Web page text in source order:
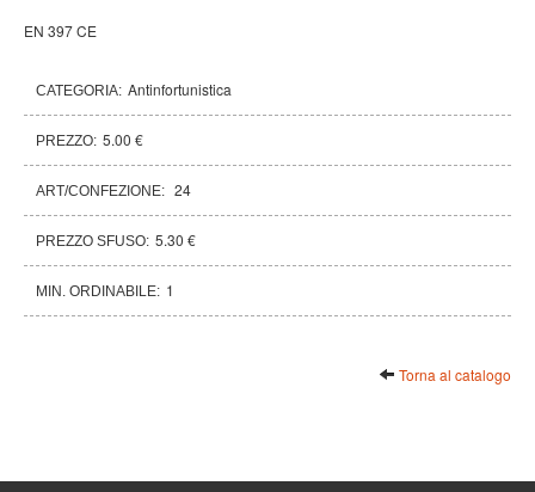
EN 397 CE
CATEGORIA: Antinfortunistica
PREZZO: 5.00 €
ART/CONFEZIONE: 24
PREZZO SFUSO: 5.30 €
MIN. ORDINABILE: 1
Torna al catalogo